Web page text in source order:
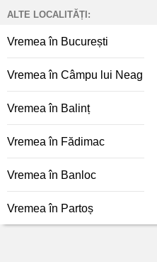
ALTE LOCALITĂȚI:
Vremea în București
Vremea în Câmpu lui Neag
Vremea în Balinț
Vremea în Fădimac
Vremea în Banloc
Vremea în Partoș